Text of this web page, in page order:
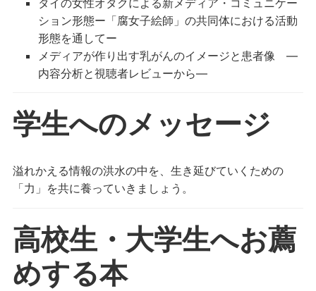
タイの女性オタクによる新メディア・コミュニケー
ション形態ー「腐女子絵師」の共同体における活動
形態を通してー
メディアが作り出す乳がんのイメージと患者像 ―
内容分析と視聴者レビューから―
学生へのメッセージ
溢れかえる情報の洪水の中を、生き延びていくための
「力」を共に養っていきましょう。
高校生・大学生へお薦
めする本